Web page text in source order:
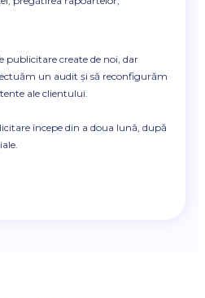
create de noi, dar
un audit și să reconfigurăm
ale clientului.
începe din a doua lună, după